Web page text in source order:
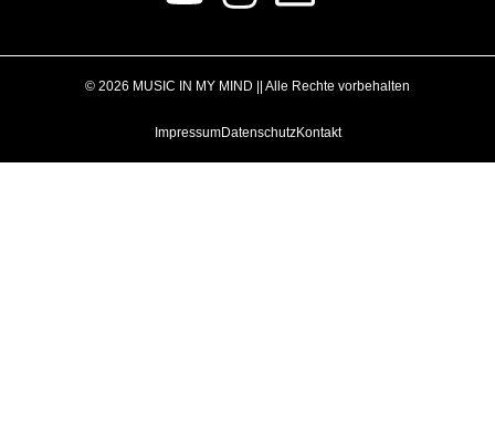
© 2026 MUSIC IN MY MIND || Alle Rechte vorbehalten
ImpressumDatenschutzKontakt